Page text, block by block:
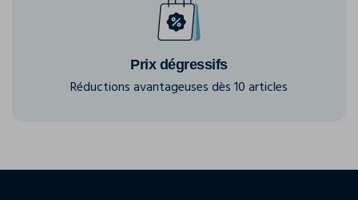
Prix dégressifs
Réductions avantageuses dès 10 articles